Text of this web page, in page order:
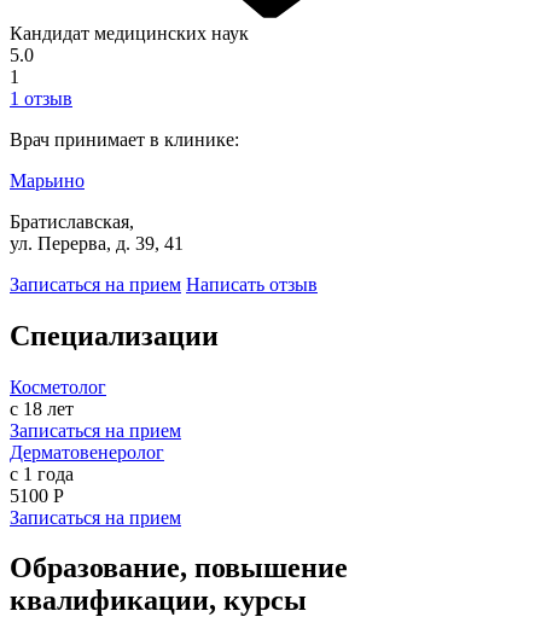
Кандидат медицинских наук
5.0
1
1 отзыв
Врач принимает в клинике:
Марьино
Братиславская,
ул. Перерва, д. 39, 41
Записаться на прием Написать отзыв
Специализации
Косметолог
с 18 лет
Записаться на прием
Дерматовенеролог
с 1 года
5100 Р
Записаться на прием
Образование, повышение
квалификации, курсы